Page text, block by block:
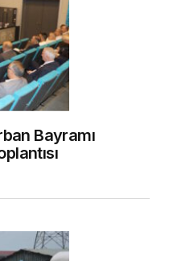
Bayramı